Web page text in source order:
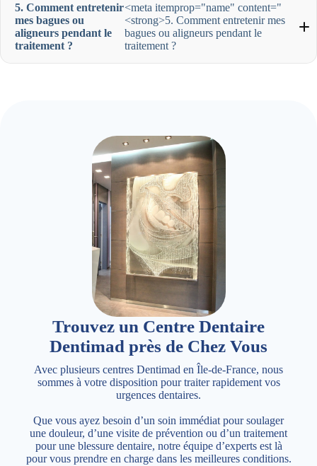
5. Comment entretenir
mes bagues ou
aligneurs pendant le
traitement ?
<meta itemprop="name" content="
<strong>5. Comment entretenir mes
bagues ou aligneurs pendant le
traitement ?
Trouvez un Centre Dentaire
Dentimad près de Chez Vous
Avec plusieurs centres Dentimad en Île-de-France, nous
sommes à votre disposition pour traiter rapidement vos
urgences dentaires.
Que vous ayez besoin d’un soin immédiat pour soulager
une douleur, d’une visite de prévention ou d’un traitement
pour une blessure dentaire, notre équipe d’experts est là
pour vous prendre en charge dans les meilleures conditions.